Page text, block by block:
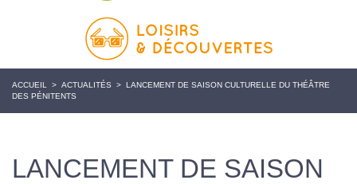
ACCUEIL > ACTUALITÉS > LANCEMENT DE SAISON CULTURELLE DU THÉÂTRE
DES PÉNITENTS
LANCEMENT DE SAISON